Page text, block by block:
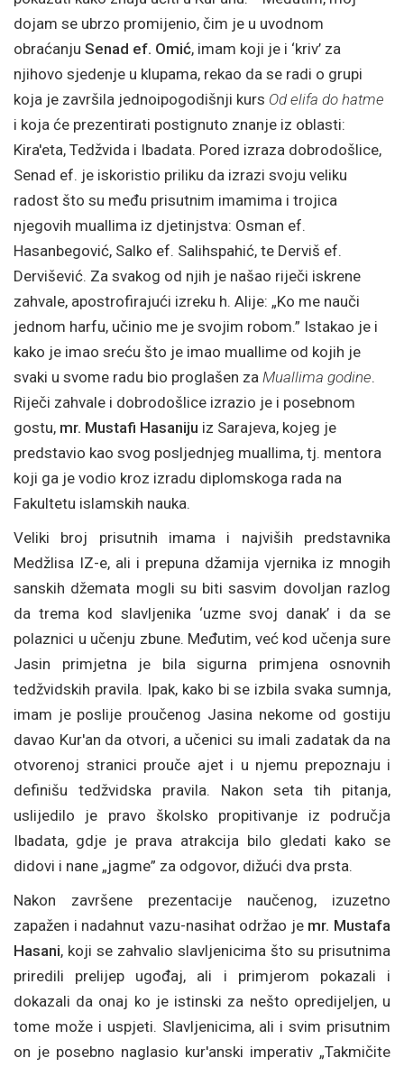
dojam se ubrzo promijenio, čim je u uvodnom
obraćanju Senad ef. Omić, imam koji je i ‘kriv’ za
njihovo sjedenje u klupama, rekao da se radi o grupi
koja je završila jednoipogodišnji kurs Od elifa do hatme
i koja će prezentirati postignuto znanje iz oblasti:
Kira'eta, Tedžvida i Ibadata. Pored izraza dobrodošlice,
Senad ef. je iskoristio priliku da izrazi svoju veliku
radost što su među prisutnim imamima i trojica
njegovih muallima iz djetinjstva: Osman ef.
Hasanbegović, Salko ef. Salihspahić, te Derviš ef.
Dervišević. Za svakog od njih je našao riječi iskrene
zahvale, apostrofirajući izreku h. Alije: „Ko me nauči
jednom harfu, učinio me je svojim robom.” Istakao je i
kako je imao sreću što je imao muallime od kojih je
svaki u svome radu bio proglašen za Muallima godine.
Riječi zahvale i dobrodošlice izrazio je i posebnom
gostu, mr. Mustafi Hasaniju iz Sarajeva, kojeg je
predstavio kao svog posljednjeg muallima, tj. mentora
koji ga je vodio kroz izradu diplomskoga rada na
Fakultetu islamskih nauka.
Veliki broj prisutnih imama i najviših predstavnika
Medžlisa IZ-e, ali i prepuna džamija vjernika iz mnogih
sanskih džemata mogli su biti sasvim dovoljan razlog
da trema kod slavljenika ‘uzme svoj danak’ i da se
polaznici u učenju zbune. Međutim, već kod učenja sure
Jasin primjetna je bila sigurna primjena osnovnih
tedžvidskih pravila. Ipak, kako bi se izbila svaka sumnja,
imam je poslije proučenog Jasina nekome od gostiju
davao Kur'an da otvori, a učenici su imali zadatak da na
otvorenoj stranici prouče ajet i u njemu prepoznaju i
definišu tedžvidska pravila. Nakon seta tih pitanja,
uslijedilo je pravo školsko propitivanje iz područja
Ibadata, gdje je prava atrakcija bilo gledati kako se
didovi i nane „jagme” za odgovor, dižući dva prsta.
Nakon završene prezentacije naučenog, izuzetno
zapažen i nadahnut vazu-nasihat održao je mr. Mustafa
Hasani, koji se zahvalio slavljenicima što su prisutnima
priredili prelijep ugođaj, ali i primjerom pokazali i
dokazali da onaj ko je istinski za nešto opredijeljen, u
tome može i uspjeti. Slavljenicima, ali i svim prisutnim
on je posebno naglasio kur'anski imperativ „Takmičite